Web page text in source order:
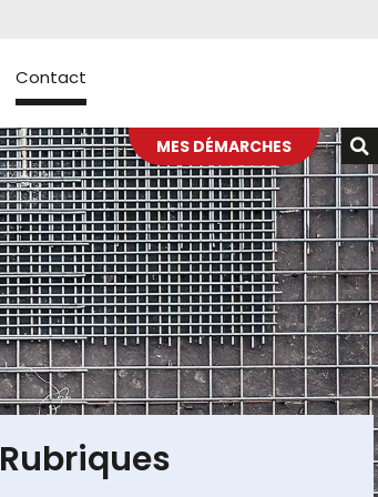
Contact
MES DÉMARCHES
Rubriques